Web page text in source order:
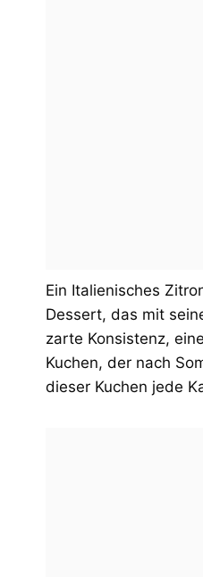
Ein Italienisches
Dessert, das mit
zarte Konsistenz,
Kuchen, der nach
dieser Kuchen jede